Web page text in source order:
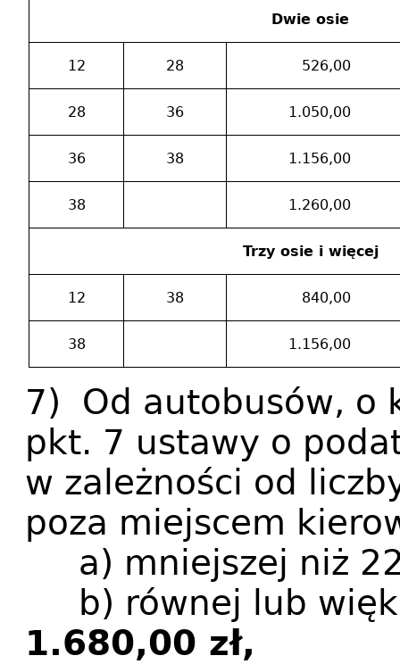
Dwie osie
12 28 526,00
28 36 1.050,00
36 38 1.156,00
38 1.260,00
Trzy osie i więcej
12 38 840,00
38 1.156,00
7) Od autobusów, o
pkt. 7 ustawy o
w zależności od
poza miejscem
a) mniejszej niż
b) równej lub
1.680,00 zł,